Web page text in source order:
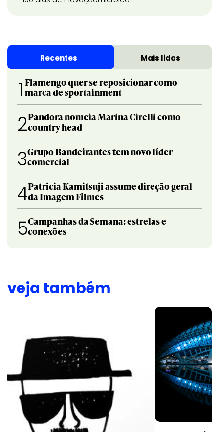
Recentes Mais lidas
1 Flamengo quer se reposicionar como
marca de sportainment
2Pandora nomeia Marina Cirelli como
country head
3Grupo Bandeirantes tem novo líder
comercial
4Patricia Kamitsuji assume direção geral
da Imagem Filmes
5Campanhas da Semana: estrelas e
conexões
veja também